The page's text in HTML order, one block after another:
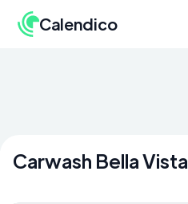
Calendico
Carwash Bella Vista